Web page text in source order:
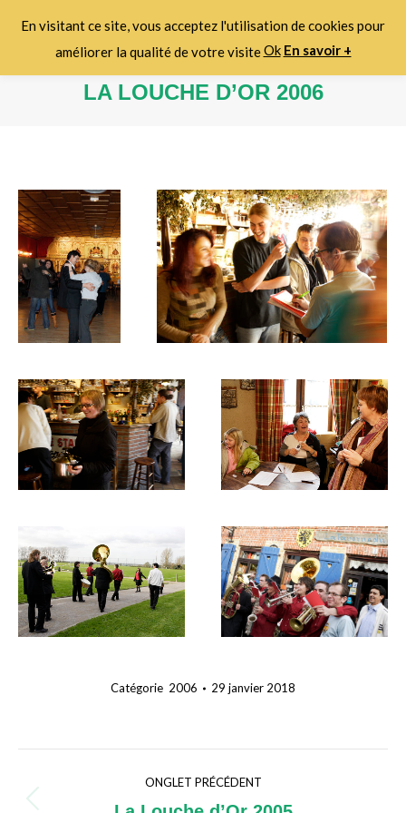
Search:
LA LOUCHE D’OR 2006
Catégorie 2006 29 janvier 2018
ONGLET PRÉCÉDENT
Onglet
En visitant ce site, vous acceptez l'utilisation de cookies pour
améliorer la qualité de votre visiteOk En savoir +